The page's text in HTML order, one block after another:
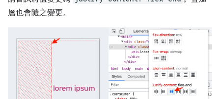
層也會隨之變更。